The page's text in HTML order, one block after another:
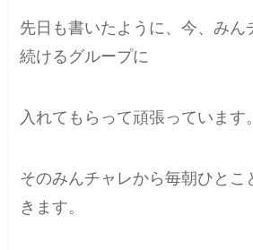
先日も書いたように、今、みん
続けるグループに
入れてもらって頑張っています。
そのみんチャレから毎朝ひとこ
きます。